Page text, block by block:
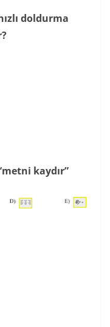
doldurma
kaydır”